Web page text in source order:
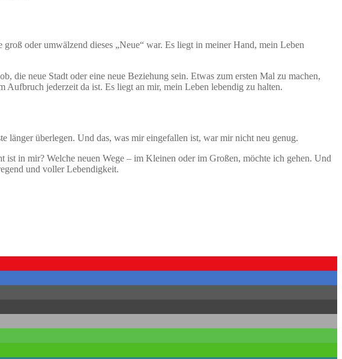
oder umwälzend dieses „Neue“ war. Es liegt in meiner Hand, mein Leben
die neue Stadt oder eine neue Beziehung sein. Etwas zum ersten Mal zu machen,
Aufbruch jederzeit da ist. Es liegt an mir, mein Leben lebendig zu halten.
länger überlegen. Und das, was mir eingefallen ist, war mir nicht neu genug.
in mir? Welche neuen Wege – im Kleinen oder im Großen, möchte ich gehen. Und
und voller Lebendigkeit.